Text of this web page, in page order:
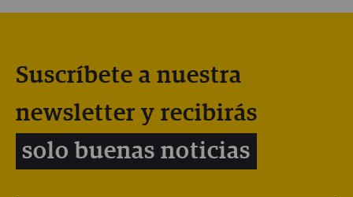
Suscríbete a nuestra
newsletter y recibirás
solo buenas noticias